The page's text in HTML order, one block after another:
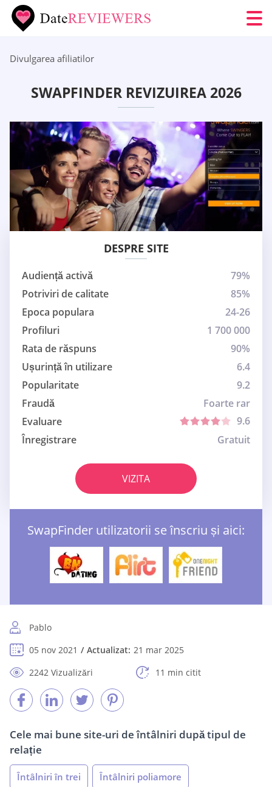
Divulgarea afiliatilor
SWAPFINDER REVIZUIREA 2026
DESPRE SITE
Audiență activă
79%
Potriviri de calitate
85%
Epoca populara
24-26
Profiluri
1 700 000
Rata de răspuns
90%
Ușurință în utilizare
6.4
Popularitate
9.2
Fraudă
Foarte rar
Evaluare
9.6
Înregistrare
Gratuit
VIZITA
SwapFinder utilizatorii se înscriu și aici:
Pablo
05 nov 2021
Actualizat: 21 mar 2025
2242 Vizualizări
11 min citit
Cele mai bune site-uri de întâlniri după tipul de
relație
Întâlniri în trei Întâlniri poliamore